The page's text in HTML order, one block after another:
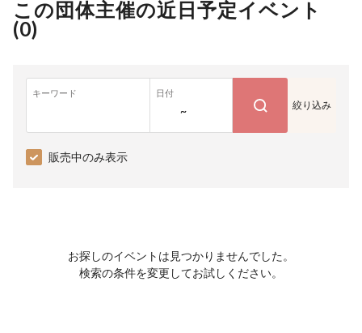
この団体主催の近日予定イベント
(0)
キーワード 日付
~ 絞り込み
販売中のみ表示
お探しのイベントは見つかりませんでした。
検索の条件を変更してお試しください。